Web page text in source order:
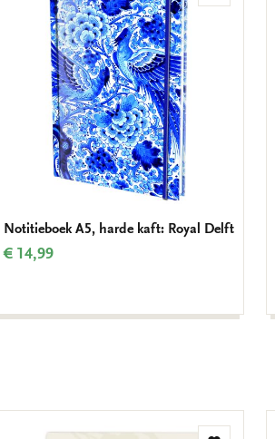
Notitieboek A5, harde kaft: Royal Delft
€ 14,99